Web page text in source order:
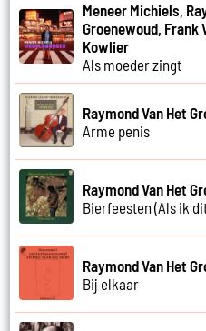
Meneer Michiels,
Groenewoud, Frank
Kowlier
Als moeder zingt
Raymond Van Het
Arme penis
Raymond Van Het
Bierfeesten (Als ik
Raymond Van Het
Bij elkaar